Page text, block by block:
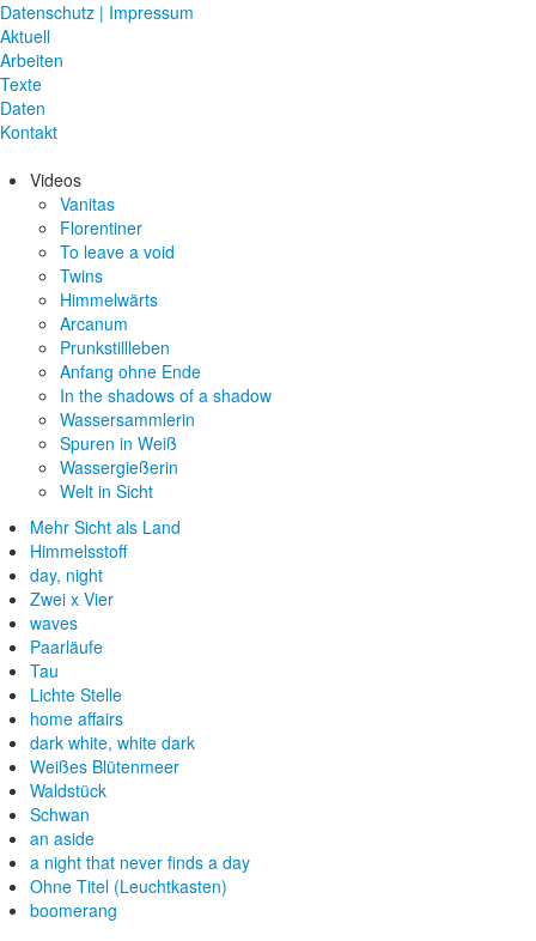
Datenschutz | Impressum
Aktuell
Arbeiten
Texte
Daten
Kontakt
Videos
Vanitas
Florentiner
To leave a void
Twins
Himmelwärts
Arcanum
Prunkstillleben
Anfang ohne Ende
In the shadows of a shadow
Wassersammlerin
Spuren in Weiß
Wassergießerin
Welt in Sicht
Mehr Sicht als Land
Himmelsstoff
day, night
Zwei x Vier
waves
Paarläufe
Tau
Lichte Stelle
home affairs
dark white, white dark
Weißes Blütenmeer
Waldstück
Schwan
an aside
a night that never finds a day
Ohne Titel (Leuchtkasten)
boomerang